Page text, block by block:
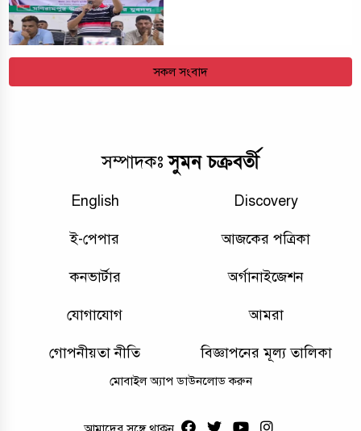
সকল সংবাদ
সম্পাদকঃসুমন চক্রবর্তী
English Discovery
ই-পেপার আজকের পত্রিকা
কনভার্টার অর্গানাইজেশন
যোগাযোগ আমরা
গোপনীয়তা নীতি বিজ্ঞাপনের মূল্য তালিকা
মোবাইল অ্যাপ ডাউনলোড করুন